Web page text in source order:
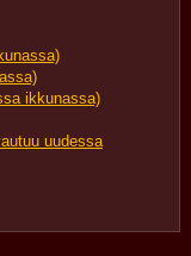
ikkunassa)
uudessa